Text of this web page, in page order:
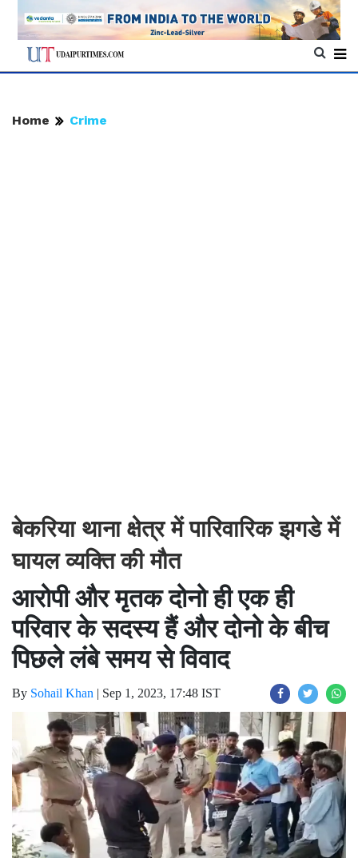
Home Crime
बेकरिया थाना क्षेत्र में पारिवारिक झगडे में
घायल व्यक्ति की मौत
आरोपी और मृतक दोनो ही एक ही
परिवार के सदस्य हैं और दोनो के बीच
पिछले लंबे समय से विवाद
By Sohail Khan | Sep 1, 2023, 17:48 IST